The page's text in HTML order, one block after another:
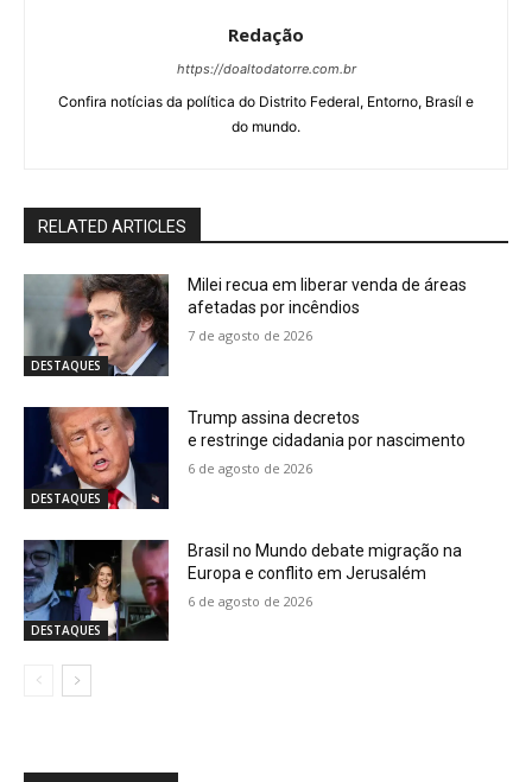
Redação
https://doaltodatorre.com.br
Confira notícias da política do Distrito Federal, Entorno, Brasíl e
do mundo.
RELATED ARTICLES
DESTAQUES
Milei recua em liberar venda de áreas
afetadas por incêndios
7 de agosto de 2026
DESTAQUES
Trump assina decretos
e restringe cidadania por nascimento
6 de agosto de 2026
DESTAQUES
Brasil no Mundo debate migração na
Europa e conflito em Jerusalém
6 de agosto de 2026